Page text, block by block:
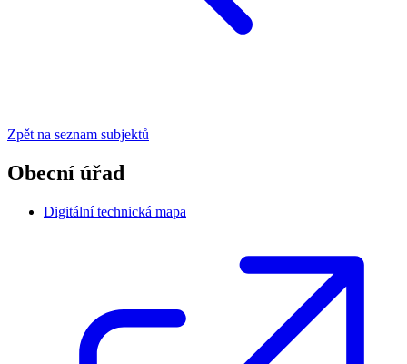
Zpět na seznam subjektů
Obecní úřad
Digitální technická mapa